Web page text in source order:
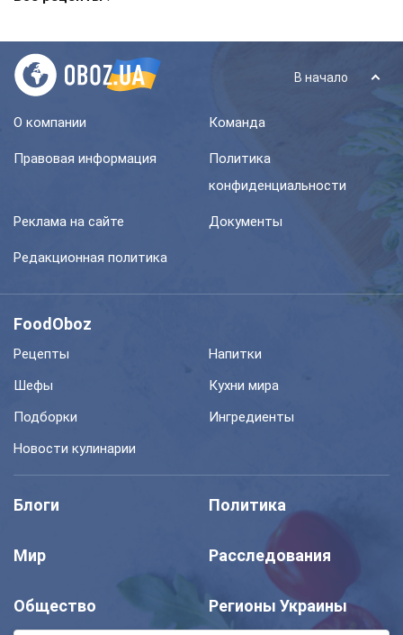
В начало
О компании Команда
Правовая информация
Политика
конфиденциальности
Реклама на сайте Документы
Редакционная политика
FoodOboz
Рецепты
Напитки
Шефы
Кухни мира
Подборки
Ингредиенты
Новости кулинарии
Блоги Политика
Мир Расследования
Общество Регионы Украины